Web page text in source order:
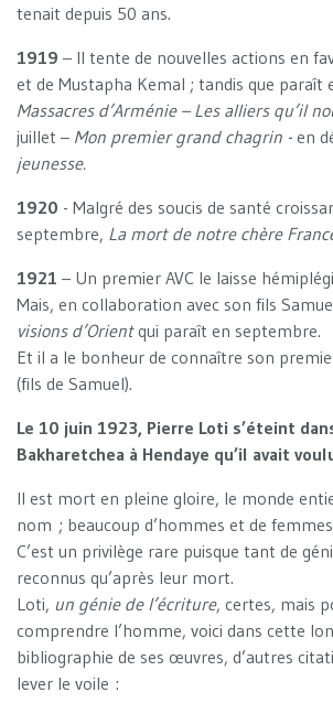
tenait depuis 50 ans.
1919 – Il tente de nouvelles actions en
et de Mustapha Kemal ; tandis que paraît
Massacres d’Arménie – Les alliers qu’il
juillet – Mon premier grand chagrin - en
jeunesse.
1920 - Malgré des soucis de santé
septembre, La mort de notre chère
1921 – Un premier AVC le laisse
Mais, en collaboration avec son fils
visions d’Orientqui paraît en septembre.
Et il a le bonheur de connaître son
(fils de Samuel).
Le 10 juin 1923, Pierre Loti s’éteint
Bakharetchea à Hendaye qu’il avait
Il est mort en pleine gloire, le monde
nom ; beaucoup d’hommes et de
C’est un privilège rare puisque tant de
reconnus qu’après leur mort.
Loti, un génie de l’écriture, certes, mais
comprendre l’homme, voici dans cette
bibliographie de ses œuvres, d’autres
lever le voile :